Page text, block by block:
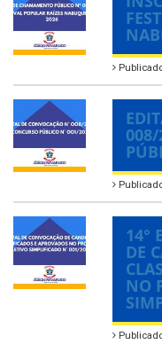
008/
14°
DE
NO